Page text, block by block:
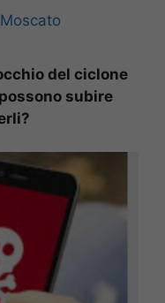
del ciclone
possono subire